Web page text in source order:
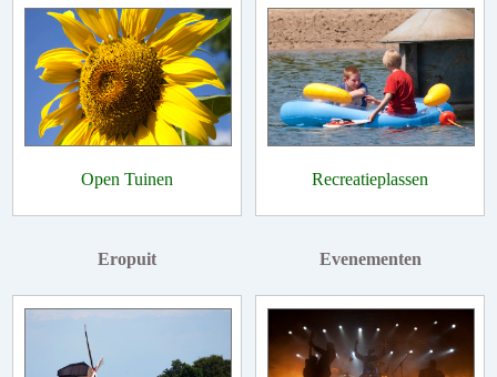
Open Tuinen Recreatieplassen
Eropuit Evenementen